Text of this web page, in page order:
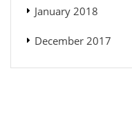
January 2018
December 2017